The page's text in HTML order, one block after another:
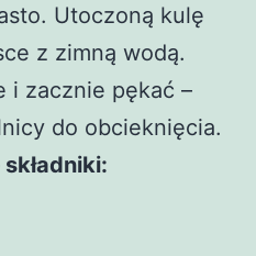
Utoczoną kulę
z zimną wodą.
i zacznie pękać –
do obcieknięcia.